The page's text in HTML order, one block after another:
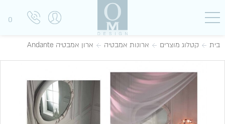
0
בית קטלוג מוצרים ארונות אמבטיה ארון אמבטיה Andante